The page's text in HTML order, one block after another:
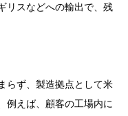
リスなどへの輸出で、残
、製造拠点として米
例えば、顧客の工場内に